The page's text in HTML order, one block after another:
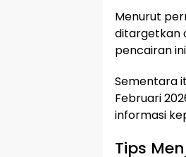
Menurut
ditargetkan
pencairan
Sementara
Februari
informasi
Tips